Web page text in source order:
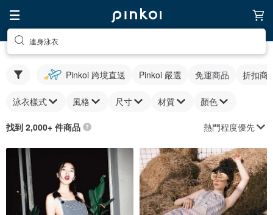
連身泳衣
Pinkoi 跨境直送 Pinkoi 嚴選 免運商品 折扣商
泳衣樣式 風格 尺寸 材質 顏色
找到 2,000+ 件商品 熱門程度優先